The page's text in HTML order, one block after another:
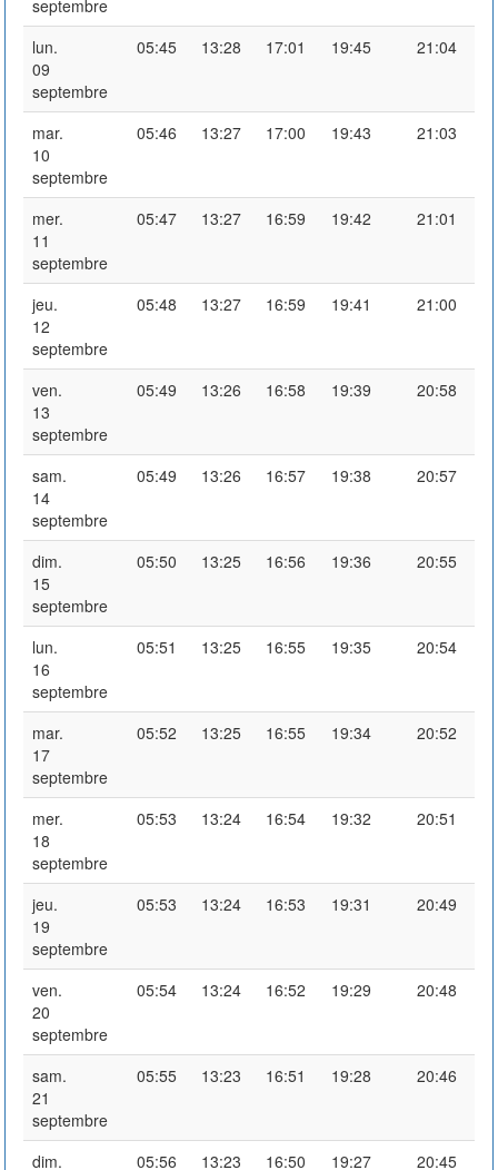
septembre
lun.
09
septembre
05:45 13:28 17:01 19:45 21:04
mar.
10
septembre
05:46 13:27 17:00 19:43 21:03
mer.
11
septembre
05:47 13:27 16:59 19:42 21:01
jeu.
12
septembre
05:48 13:27 16:59 19:41 21:00
ven.
13
septembre
05:49 13:26 16:58 19:39 20:58
sam.
14
septembre
05:49 13:26 16:57 19:38 20:57
dim.
15
septembre
05:50 13:25 16:56 19:36 20:55
lun.
16
septembre
05:51 13:25 16:55 19:35 20:54
mar.
17
septembre
05:52 13:25 16:55 19:34 20:52
mer.
18
septembre
05:53 13:24 16:54 19:32 20:51
jeu.
19
septembre
05:53 13:24 16:53 19:31 20:49
ven.
20
septembre
05:54 13:24 16:52 19:29 20:48
sam.
21
septembre
05:55 13:23 16:51 19:28 20:46
dim.
05:56 13:23 16:50 19:27 20:45